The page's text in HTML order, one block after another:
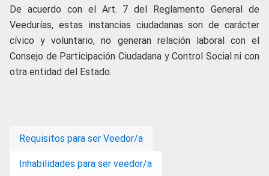
De acuerdo con el Art. 7 del Reglamento General de
Veedurías, estas instancias ciudadanas son de carácter
cívico y voluntario, no generan relación laboral con el
Consejo de Participación Ciudadana y Control Social ni con
otra entidad del Estado.
Requisitos para ser Veedor/a
Inhabilidades para ser veedor/a